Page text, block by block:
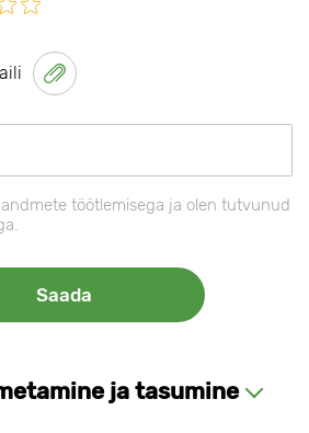
töötlemisega ja olen tutvunud
ja tasumine